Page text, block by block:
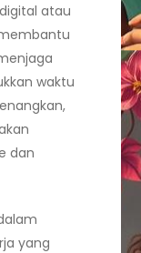
atau
waktu
dan
yang